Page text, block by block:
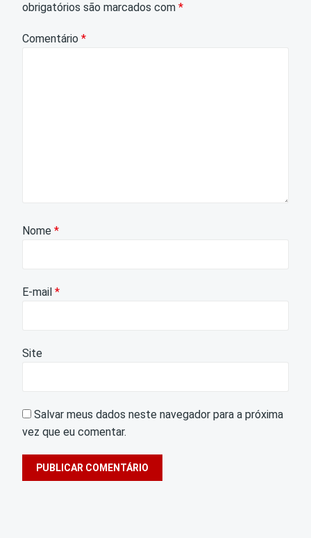
obrigatórios são marcados com *
Comentário *
Nome *
E-mail *
Site
Salvar meus dados neste navegador para a próxima
vez que eu comentar.